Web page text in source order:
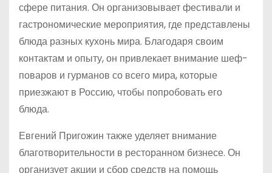
сфере питания. Он организовывает фестивали и
гастрономические мероприятия, где представлены
блюда разных кухонь мира. Благодаря своим
контактам и опыту, он привлекает внимание шеф-
поваров и гурманов со всего мира, которые
приезжают в Россию, чтобы попробовать его
блюда.
Евгений Пригожин также уделяет внимание
благотворительности в ресторанном бизнесе. Он
организует акции и сбор средств на помощь